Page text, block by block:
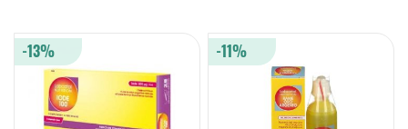
-13% -11%